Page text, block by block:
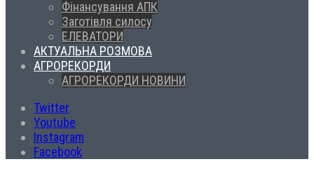
Фінансування АПК
Заготівля силосу
ЕЛЕВАТОРИ
АКТУАЛЬНА РОЗМОВА
АГРОРЕКОРДИ
АГРОРЕКОРДИ НОВИНИ
Twitter
Youtube
Instagram
Facebook